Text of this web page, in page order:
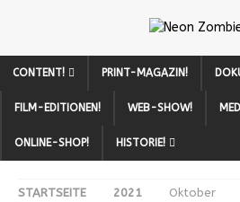
CONTENT! PRINT-MAGAZIN!
FILM-EDITIONEN! WEB-SHOW!
ONLINE-SHOP! HISTORIE!
STARTSEITE 2021 Oktober